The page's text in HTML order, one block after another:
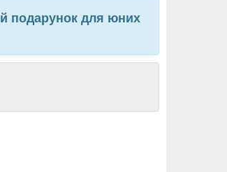
подарунок для юних